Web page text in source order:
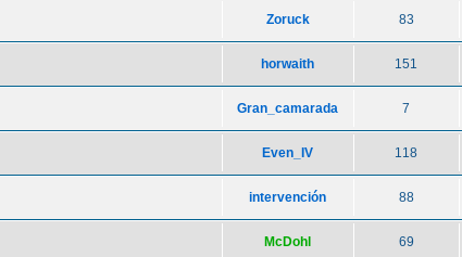
Zoruck 83
horwaith 151
Gran_camarada 7
Even_IV 118
intervención 88
McDohl 69